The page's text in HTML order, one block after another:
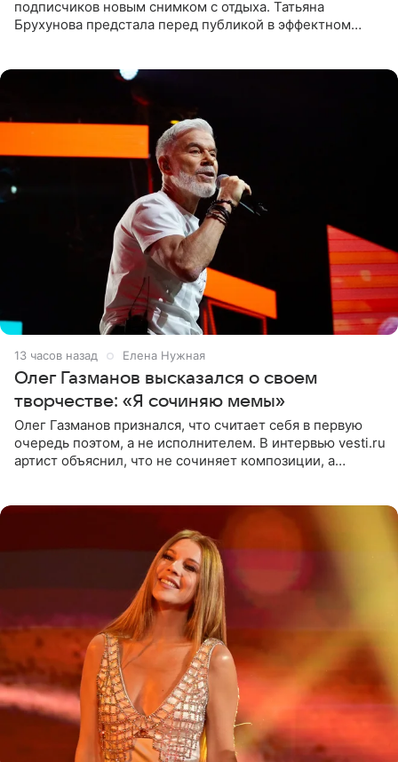
подписчиков новым снимком с отдыха. Татьяна
Брухунова предстала перед публикой в эффектном
13 часов назад Елена Нужная
Олег Газманов высказался о своем
творчестве: «Я сочиняю мемы»
Олег Газманов признался, что считает себя в первую
очередь поэтом, а не исполнителем. В интервью vesti.ru
артист объяснил, что не сочиняет композиции, а